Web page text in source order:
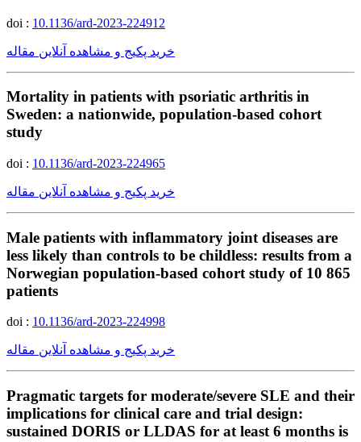
doi : 10.1136/ard-2023-224912
خرید پکیج و مشاهده آنلاین مقاله
Mortality in patients with psoriatic arthritis in
Sweden: a nationwide, population-based cohort
study
doi : 10.1136/ard-2023-224965
خرید پکیج و مشاهده آنلاین مقاله
Male patients with inflammatory joint diseases are
less likely than controls to be childless: results from a
Norwegian population-based cohort study of 10 865
patients
doi : 10.1136/ard-2023-224998
خرید پکیج و مشاهده آنلاین مقاله
Pragmatic targets for moderate/severe SLE and their
implications for clinical care and trial design:
sustained DORIS or LLDAS for at least 6 months is